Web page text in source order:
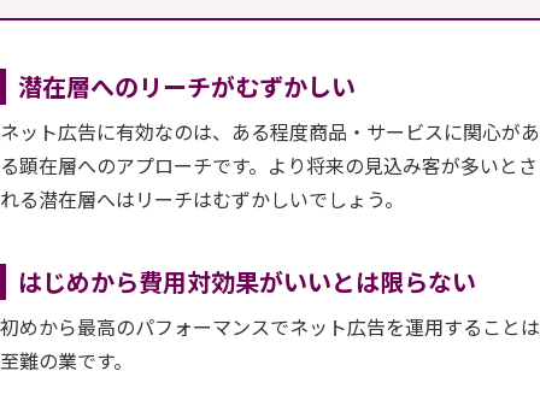
潜在層へのリーチがむずかしい
ネット広告に有効なのは、ある程度商品・サービスに関心があ
る顕在層へのアプローチです。より将来の見込み客が多いとさ
れる潜在層へはリーチはむずかしいでしょう。
はじめから費用対効果がいいとは限らない
初めから最高のパフォーマンスでネット広告を運用することは
至難の業です。